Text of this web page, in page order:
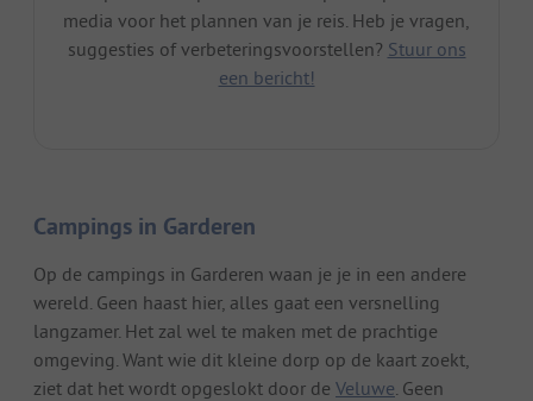
media voor het plannen van je reis. Heb je vragen,
suggesties of verbeteringsvoorstellen? Stuur ons
een bericht!
Campings in Garderen
Op de campings in Garderen waan je je in een andere
wereld. Geen haast hier, alles gaat een versnelling
langzamer. Het zal wel te maken met de prachtige
omgeving. Want wie dit kleine dorp op de kaart zoekt,
ziet dat het wordt opgeslokt door de Veluwe . Geen